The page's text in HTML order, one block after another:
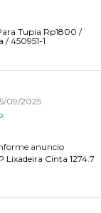
Tupia Rp1800 /
/ 450951-1
09/2025
anuncio
Lixadeira Cinta 1274.7